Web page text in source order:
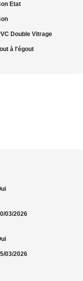
Etat
Double Vitrage
à l'égout
03/2026
03/2026